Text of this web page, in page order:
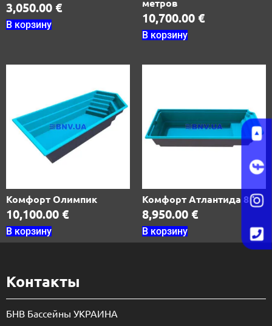
3,050.00 €
В корзину
метров
10,700.00 €
В корзину
Комфорт Олимпик
10,100.00 €
В корзину
Комфорт Атлантида 8
8,950.00 €
В корзину
Контакты
БНВ Бассейны УКРАИНА